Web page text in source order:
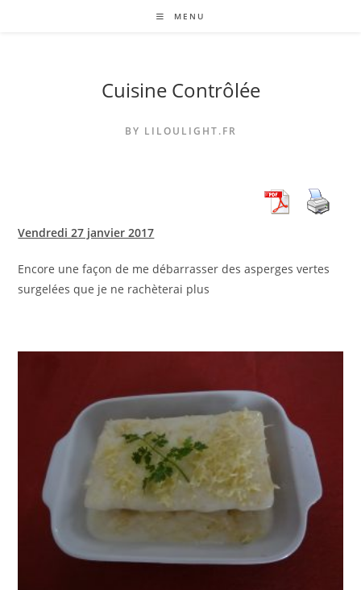
MENU
Cuisine Contrôlée
BY LILOULIGHT.FR
Vendredi 27 janvier 2017
Encore une façon de me débarrasser des asperges vertes
surgelées que je ne rachèterai plus